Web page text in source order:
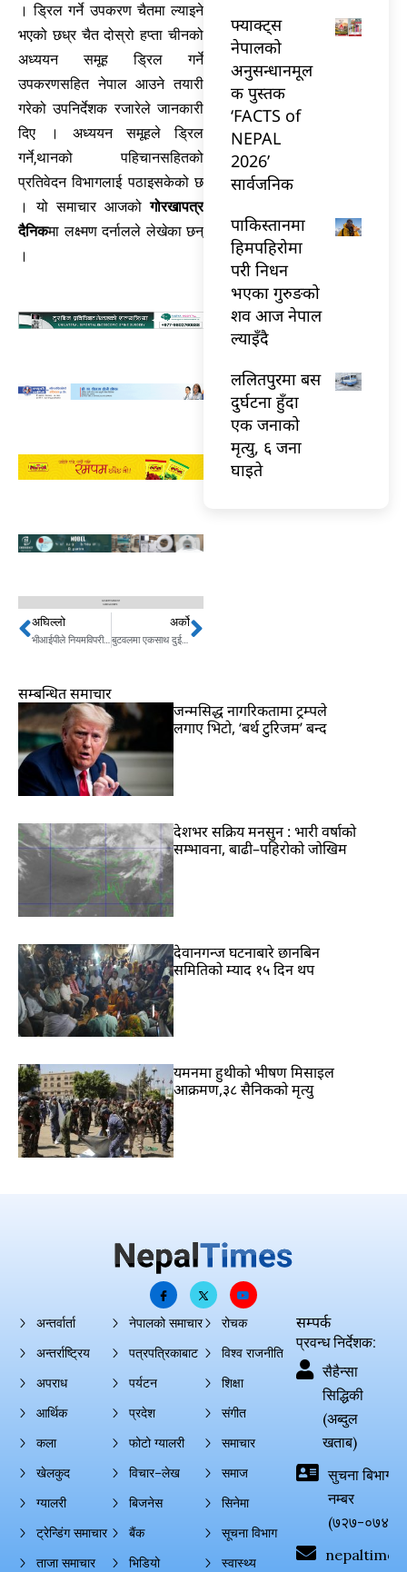
। ड्रिल गर्ने उपकरण चैतमा ल्याइने
भएको छध्र चैत दोस्रो हप्ता चीनको
अध्ययन समूह ड्रिल गर्ने
उपकरणसहित नेपाल आउने तयारी
गरेको उपनिर्देशक रजारेले जानकारी
दिए । अध्ययन समूहले ड्रिल
गर्ने‚थानको पहिचानसहितको
प्रतिवेदन विभागलाई पठाइसकेको छ
। यो समाचार आजको गोरखापत्र
दैनिकमा लक्ष्मण दर्नालले लेखेका छन्
।
Prev
अघिल्लो
भीआईपीले नियमविपरीत राखेका सुरक्षाकर्मी धमाधम फिर्ता
अर्को
बुटवलमा एकसाथ दुई केबलकार निर्माण सुरु Next
फ्याक्ट्स
नेपालको
अनुसन्धानमूल
क पुस्तक
‘FACTS of
NEPAL
2026’
सार्वजनिक
पाकिस्तानमा
हिमपहिरोमा
परी निधन
भएका गुरुङको
शव आज नेपाल
ल्याइँदै
ललितपुरमा बस
दुर्घटना हुँदा
एक जनाको
मृत्यु, ६ जना
घाइते
सम्बन्धित समाचार
जन्मसिद्ध नागरिकतामा ट्रम्पले
लगाए भिटो, ‘बर्थ टुरिजम’ बन्द
देशभर सक्रिय मनसुन : भारी वर्षाको
सम्भावना, बाढी–पहिरोको जोखिम
देवानगन्ज घटनाबारे छानबिन
समितिको म्याद १५ दिन थप
यमनमा हुथीको भीषण मिसाइल
आक्रमण,३८ सैनिकको मृत्यु
अन्तर्वार्ता
अन्तर्राष्ट्रिय
अपराध
आर्थिक
कला
खेलकुद
ग्यालरी
ट्रेन्डिंग समाचार
ताजा समाचार
नेपालको समाचार
पत्रपत्रिकाबाट
पर्यटन
प्रदेश
फोटो ग्यालरी
विचार–लेख
बिजनेस
बैंक
भिडियो
रोचक
विश्व राजनीति
शिक्षा
संगीत
समाचार
समाज
सिनेमा
सूचना विभाग
स्वास्थ्य
सम्पर्क
प्रवन्ध निर्देशक:
सैहैन्सा
सिद्धिकी
(अब्दुल
खताब)
सुचना बिभाग
नम्बर
(७२७-०७४-